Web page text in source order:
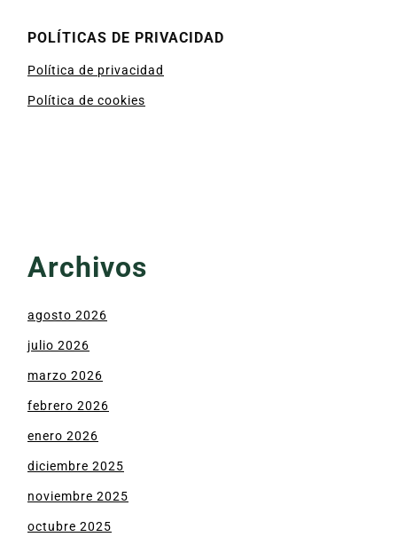
POLÍTICAS DE PRIVACIDAD
Política de privacidad
Política de cookies
Archivos
agosto 2026
julio 2026
marzo 2026
febrero 2026
enero 2026
diciembre 2025
noviembre 2025
octubre 2025